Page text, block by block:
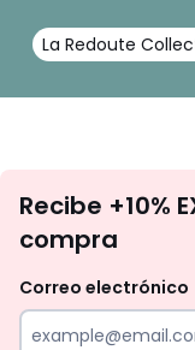
La Redoute
Recibe +10%
compra
Correo electrónico